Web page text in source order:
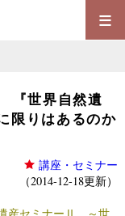
≡
世界自然遺
りはあるのか
講座・セミナー
（2014-12-18更新）
遺産セミナーⅡ ～世